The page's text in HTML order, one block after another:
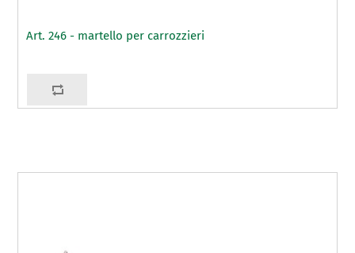
Art. 246 - martello per carrozzieri